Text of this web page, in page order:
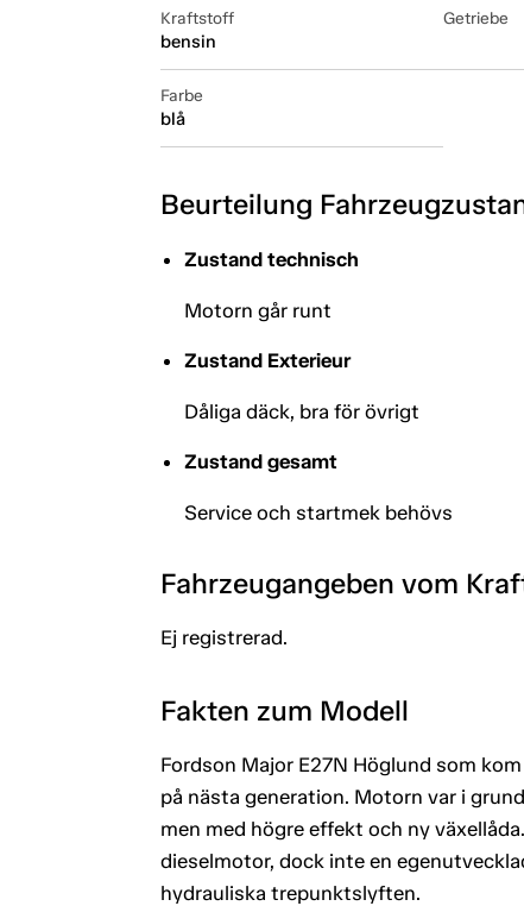
Kraftstoff
bensin
Getriebe
Farbe
blå
Beurteilung
Zustand technisch
Motorn går runt
Zustand Exterieur
Dåliga däck, bra för övrigt
Zustand gesamt
Service och startmek behövs
Fahrzeugangeben vom
Ej registrerad.
Fakten zum Modell
Fordson Major E27N Höglund som
på nästa generation. Motorn var i
men med högre effekt och ny
dieselmotor, dock inte en
hydrauliska trepunktslyften.